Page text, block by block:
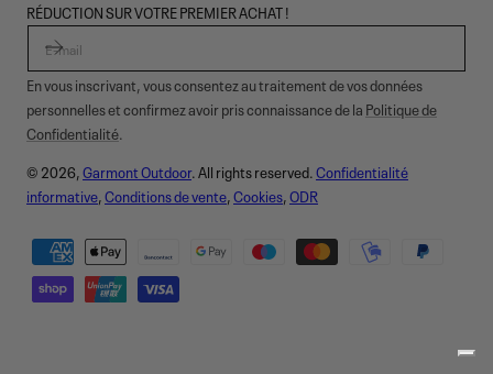
RÉDUCTION SUR VOTRE PREMIER ACHAT !
En vous inscrivant, vous consentez au traitement de vos données
personnelles et confirmez avoir pris connaissance de la Politique de
Confidentialité.
© 2026,Garmont Outdoor. All rights reserved. Confidentialité
informative,Conditions de vente,Cookies,ODR
Modes
de
paiement